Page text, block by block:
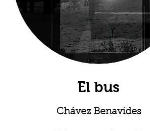
El bus
Chávez Benavides